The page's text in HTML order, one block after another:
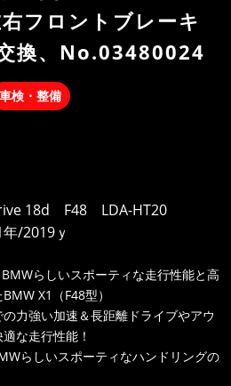
フロントブレーキ
換、No.03480024
車検・整備
18d F48 LDA-HT20
/2019ｙ
らしいスポーティな走行性能と高
X1（F48型）
力強い加速＆長距離ドライブやアウ
な走行性能！
らしいスポーティなハンドリングの